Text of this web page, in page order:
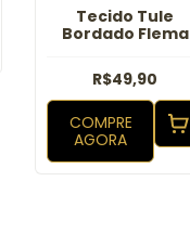
Tecido Tule
Bordado Flema
R$49,90
COMPRE
AGORA